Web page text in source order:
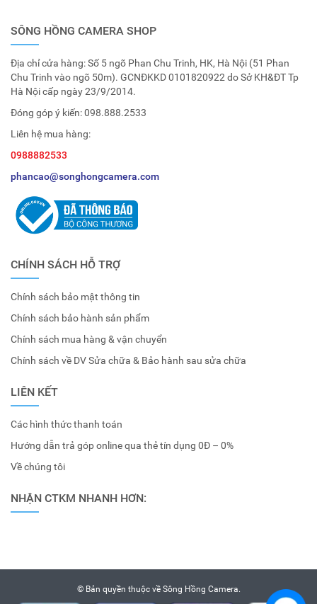
SÔNG HỒNG CAMERA SHOP
Địa chỉ cửa hàng: Số 5 ngõ Phan Chu Trinh, HK, Hà Nội (51 Phan
Chu Trinh vào ngõ 50m). GCNĐKKD 0101820922 do Sở KH&ĐT Tp
Hà Nội cấp ngày 23/9/2014.
Đóng góp ý kiến:098.888.2533
Liên hệ mua hàng:
0988882533
phancao@songhongcamera.com
CHÍNH SÁCH HỖ TRỢ
Chính sách bảo mật thông tin
Chính sách bảo hành sản phẩm
Chính sách mua hàng & vận chuyển
Chính sách về DV Sửa chữa & Bảo hành sau sửa chữa
LIÊN KẾT
Các hình thức thanh toán
Hướng dẫn trả góp online qua thẻ tín dụng 0Đ – 0%
Về chúng tôi
NHẬN CTKM NHANH HƠN:
© Bản quyền thuộc về Sông Hồng Camera.